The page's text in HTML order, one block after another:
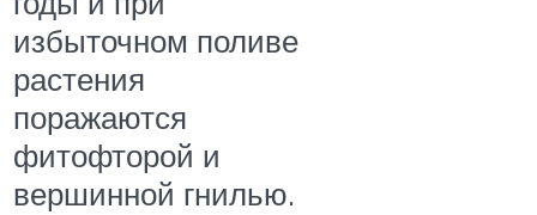
избыточном поливе
растения
поражаются
фитофторой и
вершинной гнилью.